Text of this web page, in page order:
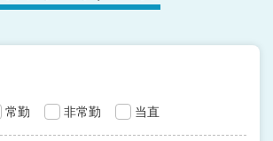
常勤 非常勤 当直